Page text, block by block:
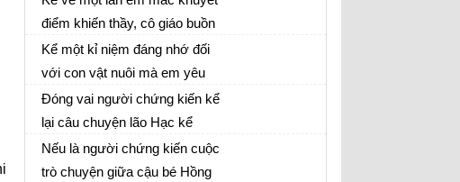
điểm khiến thầy, cô giáo buồn
Bài viết số 2 lớp 8 đề 2
Kể một kỉ niệm đáng nhớ đối
với con vật nuôi mà em yêu
thích
Bài viết số 2 lớp 8 đề 1
Đóng vai người chứng kiến kể
lại câu chuyện lão Hạc kể
chuyện bán chó với ông giáo
Văn mẫu 8 bài viết số 2 đề 4
Nếu là người chứng kiến cuộc
trò chuyện giữa cậu bé Hồng